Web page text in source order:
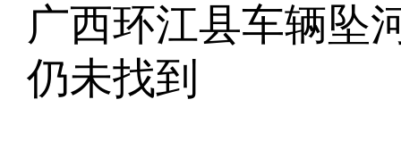
广西环江县车辆坠
仍未找到